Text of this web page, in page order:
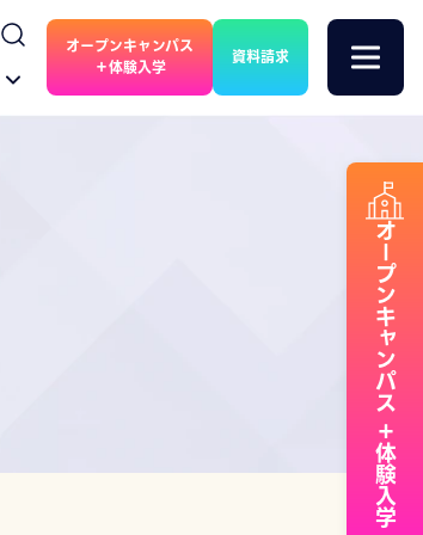
オープンキャンパス
＋体験入学
資料請求
オープンキャンパス
＋体験入学